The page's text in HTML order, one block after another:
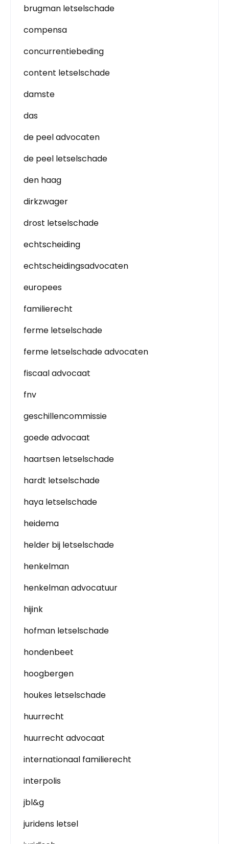
brugman letselschade
compensa
concurrentiebeding
content letselschade
damste
das
de peel advocaten
de peel letselschade
den haag
dirkzwager
drost letselschade
echtscheiding
echtscheidingsadvocaten
europees
familierecht
ferme letselschade
ferme letselschade advocaten
fiscaal advocaat
fnv
geschillencommissie
goede advocaat
haartsen letselschade
hardt letselschade
haya letselschade
heidema
helder bij letselschade
henkelman
henkelman advocatuur
hijink
hofman letselschade
hondenbeet
hoogbergen
houkes letselschade
huurrecht
huurrecht advocaat
internationaal familierecht
interpolis
jbl&g
juridens letsel